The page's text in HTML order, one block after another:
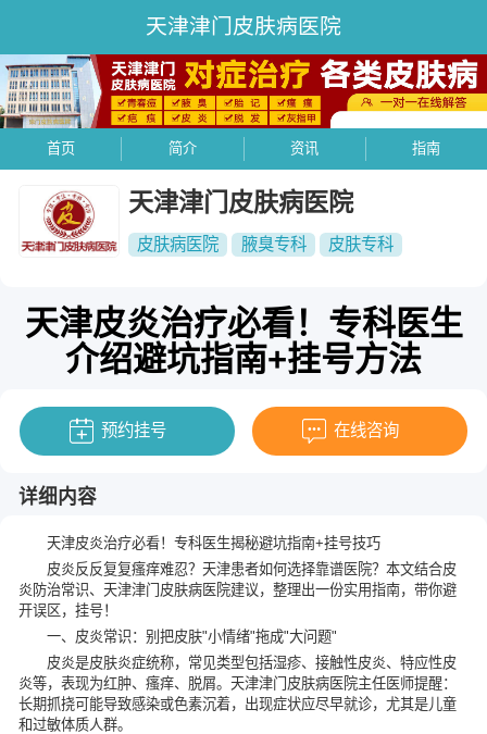
天津津门皮肤病医院
首页 简介 资讯 指南
天津津门皮肤病医院
皮肤病医院 腋臭专科 皮肤专科
天津皮炎治疗必看！专科医生
介绍避坑指南+挂号方法
预约挂号 在线咨询
详细内容
天津皮炎治疗必看！专科医生揭秘避坑指南+挂号技巧
皮炎反反复复瘙痒难忍？天津患者如何选择靠谱医院？本文结合皮
炎防治常识、天津津门皮肤病医院建议，整理出一份实用指南，带你避
开误区，挂号！
一、皮炎常识：别把皮肤"小情绪"拖成"大问题"
皮炎是皮肤炎症统称，常见类型包括湿疹、接触性皮炎、特应性皮
炎等，表现为红肿、瘙痒、脱屑。天津津门皮肤病医院主任医师提醒：
长期抓挠可能导致感染或色素沉着，出现症状应尽早就诊，尤其是儿童
和过敏体质人群。